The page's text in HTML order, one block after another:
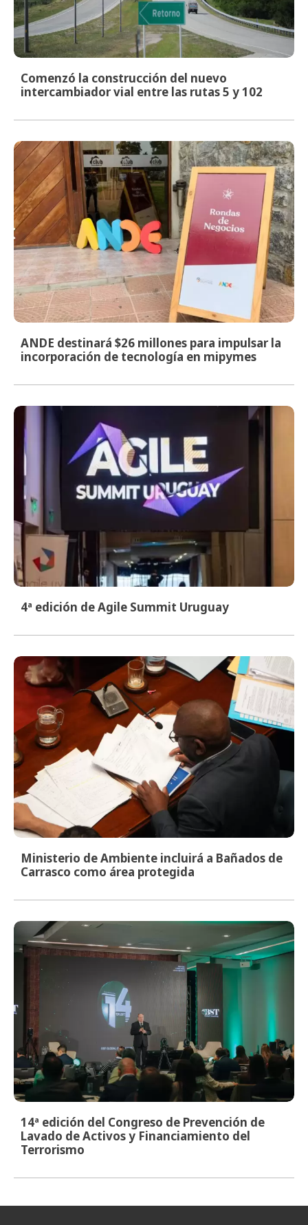
Comenzó la construcción del nuevo
intercambiador vial entre las rutas 5 y 102
ANDE destinará $26 millones para impulsar la
incorporación de tecnología en mipymes
4ª edición de Agile Summit Uruguay
Ministerio de Ambiente incluirá a Bañados de
Carrasco como área protegida
14ª edición del Congreso de Prevención de
Lavado de Activos y Financiamiento del
Terrorismo